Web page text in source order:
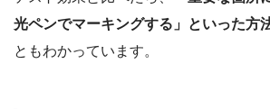
光ペンでマーキングする」といった方
ともわかっています。